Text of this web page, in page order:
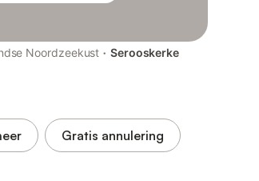
Noordzeekust · Serooskerke
Gratis annulering